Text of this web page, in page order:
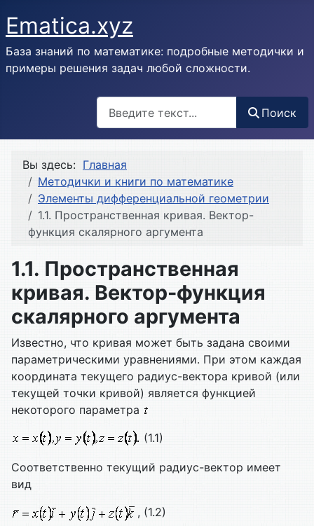
Ematica.xyz
База знаний по математике: подробные методички и
примеры решения задач любой сложности.
Поиск
Вы здесь: Главная
Методички и книги по математике
Элементы дифференциальной геометрии
1.1. Пространственная кривая. Вектор-
функция скалярного аргумента
1.1. Пространственная
кривая. Вектор-функция
скалярного аргумента
Известно, что кривая может быть задана своими
параметрическими уравнениями. При этом каждая
координата текущего радиус-вектора кривой (или
текущей точки кривой) является функцией
некоторого параметра
(1.1)
Соответственно текущий радиус-вектор имеет
вид
, (1.2)